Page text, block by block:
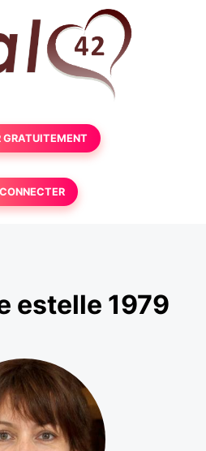
GRATUITEMENT
estelle 1979